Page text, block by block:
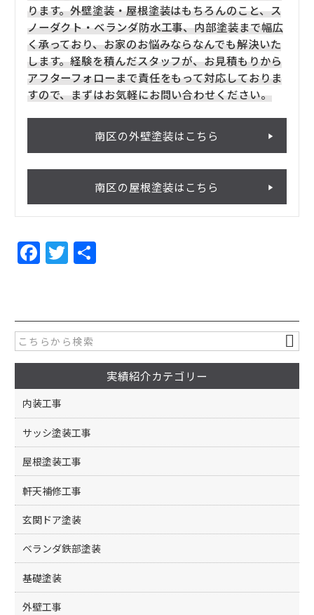
ります。外壁塗装・屋根塗装はもちろんのこと、ス
ノーダクト・ベランダ防水工事、内部塗装まで幅広
く承っており、お家のお悩みならなんでも解決いた
します。経験を積んだスタッフが、お見積もりから
アフターフォローまで責任をもって対応しておりま
すので、まずはお気軽にお問い合わせください。
南区の外壁塗装はこちら
南区の屋根塗装はこちら
F
e
b
o
o
k
T
er
実績紹介カテゴリー
内装工事
サッシ塗装工事
屋根塗装工事
軒天補修工事
玄関ドア塗装
ベランダ鉄部塗装
基礎塗装
外壁工事